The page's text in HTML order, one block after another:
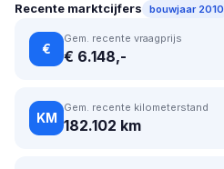
Recente marktcijfers bouwjaar 2010
€
Gem. recente vraagprijs
€ 6.148,-
KM
Gem. recente kilometerstand
182.102 km